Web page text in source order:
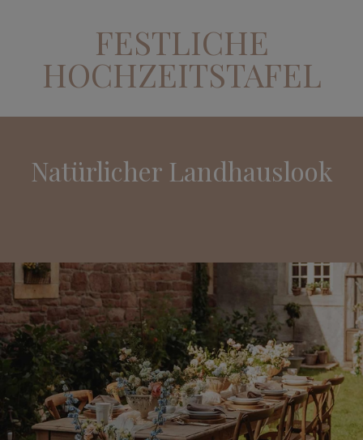
FESTLICHE
HOCHZEITSTAFEL
Natürlicher Landhauslook